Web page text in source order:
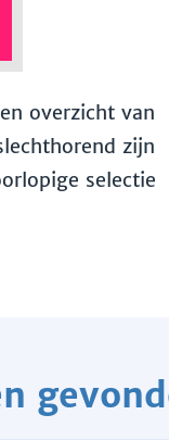
overzicht van
zijn
selectie